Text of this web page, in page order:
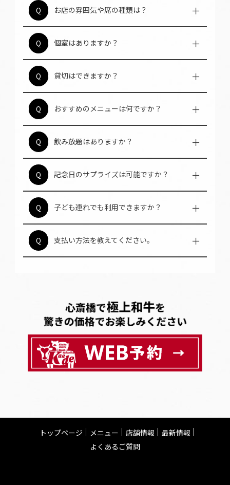
買い物帰りのディナーに便利です。
Q
お店の雰囲気や席の種類は？
A
お洒落で落ち着いた空間です。テーブル36席
Q
個室はありますか？
A
個室はありません。36席の開放的な店内で、
Q
貸切はできますか？
A
す。最大36名様まで着席可能で、テレビもご
ざいますのでスポーツ観戦や、動画等も視聴
可能です。
Q
おすすめのメニューは何ですか？
A
A5ランク山形牛タンやステーキ盛り合わせで
Q
飲み放題はありますか？
A
能です。プラス1,650円で、上質な焼肉やしゃ
ぶしゃぶと一緒にドリンクを思う存分堪能で
きます。
Q
記念日のサプライズは可能ですか？
A
可能です。サプライズコースの『シンデレラ
コース』もございます。また、前日までの予
す。
Q
子ども連れでも利用できますか？
A
大歓迎です。乳幼児から入店可能で、ベビー
Q
支払い方法を教えてください。
A
各種カードや電子マネー、QR決済に対応して
トップページ メニュー 店舗情報
最新情報
よくあるご質問